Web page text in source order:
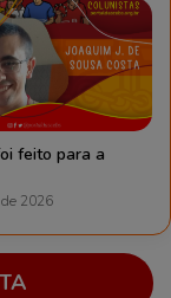
feito para a
2026